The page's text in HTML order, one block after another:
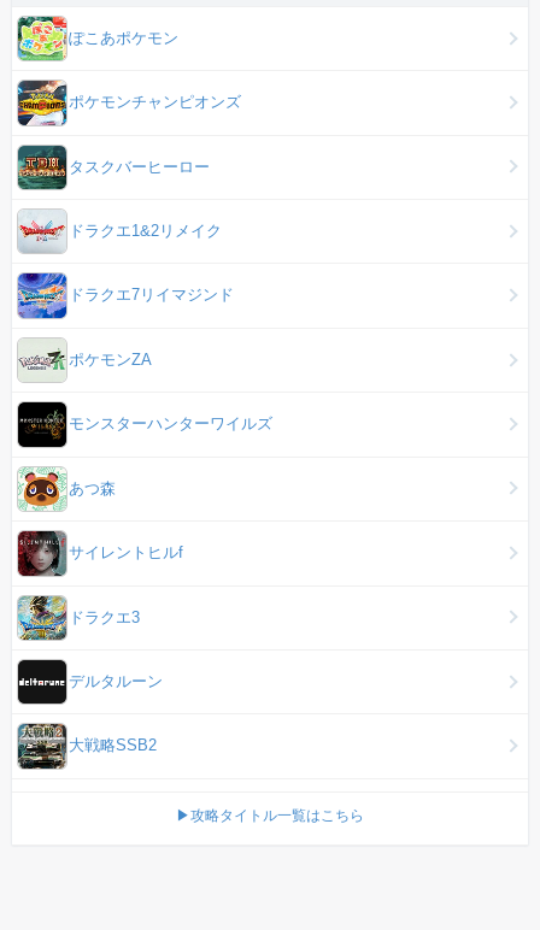
ぽこあポケモン
ポケモンチャンピオンズ
タスクバーヒーロー
ドラクエ1&2リメイク
ドラクエ7リイマジンド
ポケモンZA
モンスターハンターワイルズ
あつ森
サイレントヒルf
ドラクエ3
デルタルーン
大戦略SSB2
▶攻略タイトル一覧はこちら